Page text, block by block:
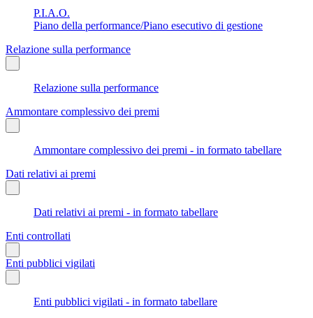
P.I.A.O.
Piano della performance/Piano esecutivo di gestione
Relazione sulla performance
Relazione sulla performance
Ammontare complessivo dei premi
Ammontare complessivo dei premi - in formato tabellare
Dati relativi ai premi
Dati relativi ai premi - in formato tabellare
Enti controllati
Enti pubblici vigilati
Enti pubblici vigilati - in formato tabellare